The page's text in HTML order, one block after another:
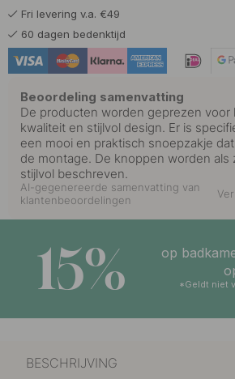
Fri levering v.a. €49
60 dagen bedenktijd
Beoordeling samenvatting
De producten worden geprezen voor
kwaliteit en stijlvol design. Er is
een mooi en praktisch snoepzakje
de montage. De knoppen worden als
stijlvol beschreven.
AI-gegenereerde samenvatting van
klantenbeoordelingen
15%
op
*Geldt niet
BESCHRIJVING